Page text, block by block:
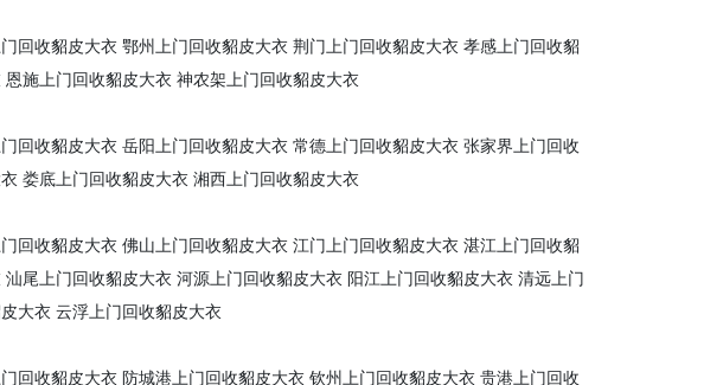
回收貂皮大衣 鄂州上门回收貂皮大衣 荆门上门回收貂皮大衣 孝感上门回收貂
恩施上门回收貂皮大衣 神农架上门回收貂皮大衣
回收貂皮大衣 岳阳上门回收貂皮大衣 常德上门回收貂皮大衣 张家界上门回收
娄底上门回收貂皮大衣 湘西上门回收貂皮大衣
回收貂皮大衣 佛山上门回收貂皮大衣 江门上门回收貂皮大衣 湛江上门回收貂
汕尾上门回收貂皮大衣 河源上门回收貂皮大衣 阳江上门回收貂皮大衣 清远上门
大衣 云浮上门回收貂皮大衣
回收貂皮大衣 防城港上门回收貂皮大衣 钦州上门回收貂皮大衣 贵港上门回收